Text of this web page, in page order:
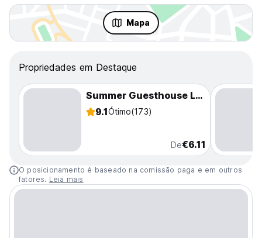
Mapa
Propriedades em Destaque
Summer Guesthouse Lovina
9.1Ótimo(173)
De€6.11
O posicionamento é baseado na comissão paga e em outros
fatores. Leia mais